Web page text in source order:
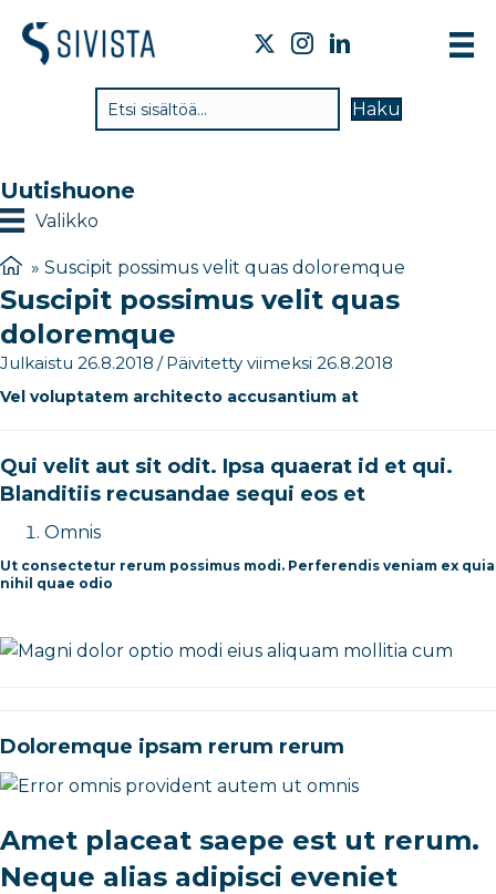
Haku
Uutishuone
Valikko
» Suscipit possimus velit quas doloremque
Suscipit possimus velit quas
doloremque
Julkaistu 26.8.2018 / Päivitetty viimeksi 26.8.2018
Vel voluptatem architecto accusantium at
Qui velit aut sit odit. Ipsa quaerat id et qui.
Blanditiis recusandae sequi eos et
Omnis
Ut consectetur rerum possimus modi. Perferendis veniam ex quia
nihil quae odio
Doloremque ipsam rerum rerum
Amet placeat saepe est ut rerum.
Neque alias adipisci eveniet